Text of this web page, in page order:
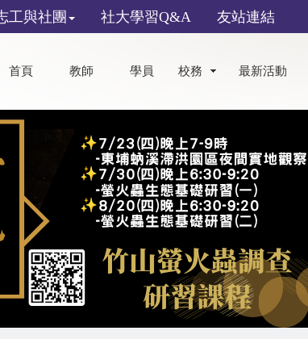
工與社團 社大學習Q&A 友站連結
首頁 教師 學員 校務 最新活動